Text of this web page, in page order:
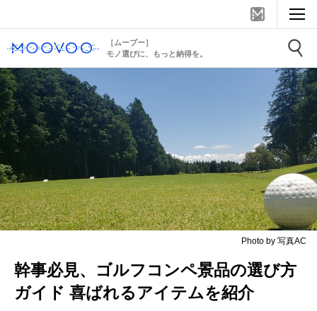
［ムーブー］
モノ選びに、もっと納得を。
Photo by 写真AC
幹事必見、ゴルフコンペ景品の選び方
ガイド 喜ばれるアイテムを紹介